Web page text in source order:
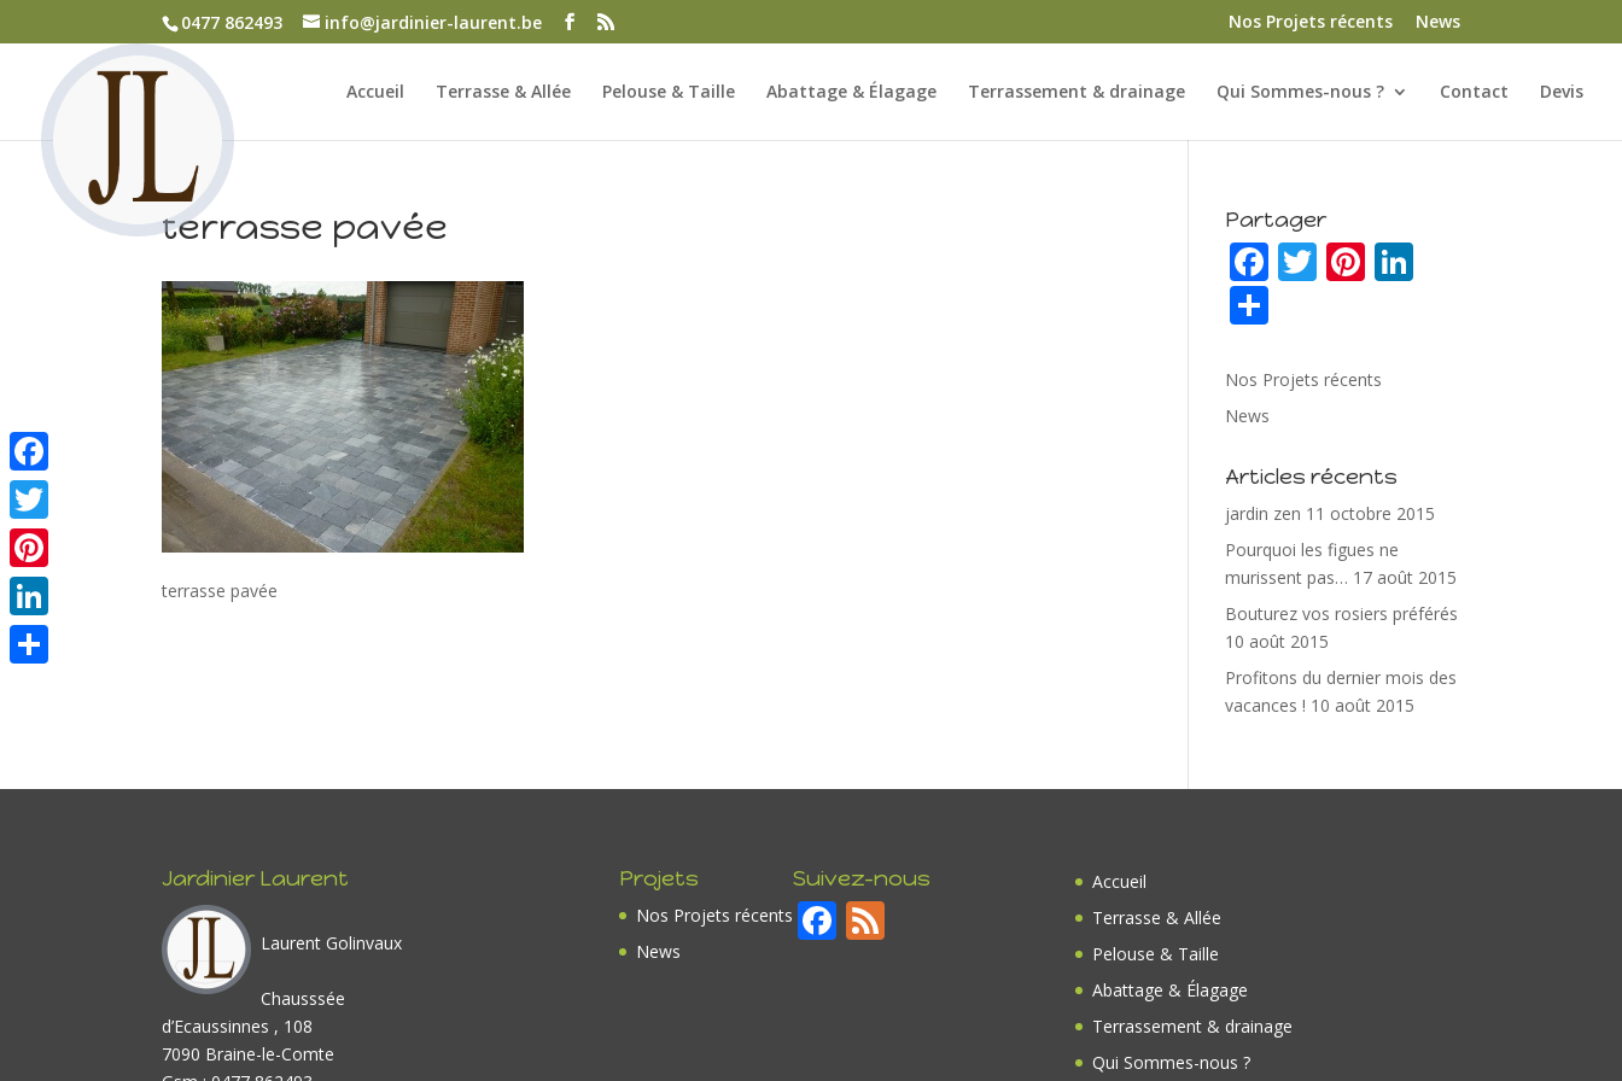
0477 862493 info@jardinier-laurent.be Nos Projets récents News
Accueil Terrasse & Allée Pelouse & Taille Abattage & Élagage Terrassement & drainage Qui Sommes-nous ? Contact Devis
terrasse pavée
terrasse pavée
Partager
F
b
o
k
T
er
Pi
e
ta
er
Nos Projets récents
News
Articles récents
jardin zen 11 octobre 2015
Pourquoi les figues ne
murissent pas… 17 août 2015
Bouturez vos rosiers préférés
10 août 2015
Profitons du dernier mois des
vacances ! 10 août 2015
Jardinier Laurent
Laurent Golinvaux
Chausssée
d’Ecaussinnes , 108
7090 Braine-le-Comte
Projets
Nos Projets récents
News
Suivez-nous
F
ac
F
Accueil
Terrasse & Allée
Pelouse & Taille
Abattage & Élagage
Terrassement & drainage
Qui Sommes-nous ?
Facebook
Twitter
Pinterest
LinkedIn